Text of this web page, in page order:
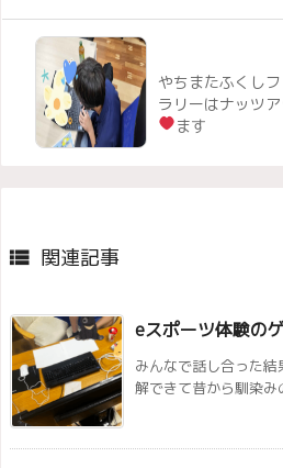
やちまたふくし
ラリーはナッツ
ます
 関連記事
eスポーツ体験の
みんなで話し合った
解できて昔から馴染み